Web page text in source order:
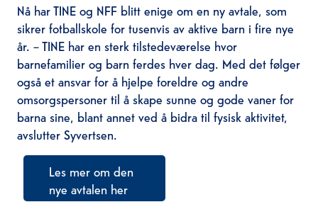
Nå har TINE og NFF blitt enige om en ny avtale, som
sikrer fotballskole for tusenvis av aktive barn i fire nye
år. – TINE har en sterk tilstedeværelse hvor
barnefamilier og barn ferdes hver dag. Med det følger
også et ansvar for å hjelpe foreldre og andre
omsorgspersoner til å skape sunne og gode vaner for
barna sine, blant annet ved å bidra til fysisk aktivitet,
avslutter Syvertsen.
Les mer om den
nye avtalen her